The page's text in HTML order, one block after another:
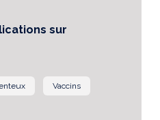
sur
Vaccins